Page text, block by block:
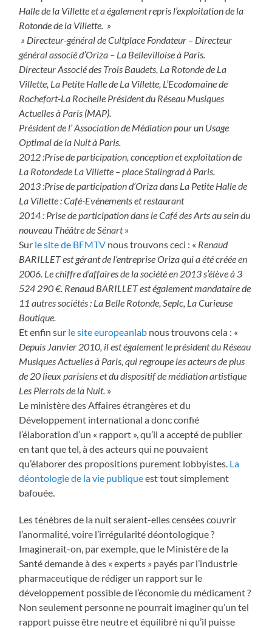
Halle de la Villette et a également repris l’exploitation de la
Rotonde de la Villette. »
» Directeur-général de Cultplace Fondateur – Directeur
général associé d’Oriza – La Bellevilloise à Paris.
Directeur Associé des Trois Baudets, La Rotonde de La
Villette, La Petite Halle de La Villette, L’Ecodomaine de
Rochefort-La Rochelle Président du Réseau Musiques
Actuelles à Paris (MAP).
Président de l’ Association de Médiation pour un Usage
Optimal de la Nuit à Paris.
2012 :Prise de participation, conception et exploitation de
La Rotondede La Villette – place Stalingrad à Paris.
2013 :Prise de participation d’Oriza dans La Petite Halle de
La Villette : Café-Evénements et restaurant
2014 : Prise de participation dans le Café des Arts au sein du
nouveau Théâtre de Sénart»
Sur le site de BFMTV nous trouvons ceci : « Renaud
BARILLET est gérant de l’entreprise Oriza qui a été créée en
2006. Le chiffre d’affaires de la société en 2013 s’élève à 3
524 290 €. Renaud BARILLET est également mandataire de
11 autres sociétés : La Belle Rotonde, Seplc, La Curieuse
Boutique.
Et enfin sur le site europeanlab nous trouvons cela : «
Depuis Janvier 2010, il est également le président du Réseau
Musiques Actuelles à Paris, qui regroupe les acteurs de plus
de 20 lieux parisiens et du dispositif de médiation artistique
Les Pierrots de la Nuit. »
Le ministère des Affaires étrangères et du
Développement international a donc confié
l’élaboration d’un « rapport », qu’il a accepté de publier
en tant que tel, à des acteurs qui ne pouvaient
qu’élaborer des propositions purement lobbyistes. La
déontologie de la vie publiqueest tout simplement
bafouée.
Les ténèbres de la nuit seraient-elles censées couvrir
l’anormalité, voire l’irrégularité déontologique ?
Imaginerait-on, par exemple, que le Ministère de la
Santé demande à des « experts » payés par l’industrie
pharmaceutique de rédiger un rapport sur le
développement possible de l’économie du médicament ?
Non seulement personne ne pourrait imaginer qu’un tel
rapport puisse être neutre et équilibré ni qu’il puisse